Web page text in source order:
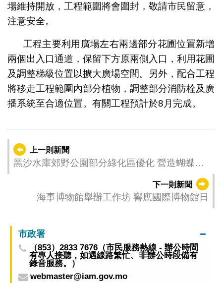
場維持開放，工程範圍將會圍封，敬請市民留意，
注意安全。
工程主要利用廣場左右兩邊部分花圃位置新增
兩個出入口通道，保留下方原兩側入口，利用花圃
及調整梯級位置以擴大廣場空間。另外，配合工程
將移走工程範圍內部分植物，調整部分消防栓及廣
播系統至合適位置。有關工程預計於8月完成。
上一則新聞
黑沙水庫郊野公園部分綠化區優化 營造蝴蝶友
下一則新聞
海事博物館舉辦工作坊 響應國際博物館日
市政署
（853）2833 7676（市民服務熱線 - 辦公時間
有專人接聽，如遇線路繁忙、非辦公時段備有
錄音服務。）
webmaster@iam.gov.mo